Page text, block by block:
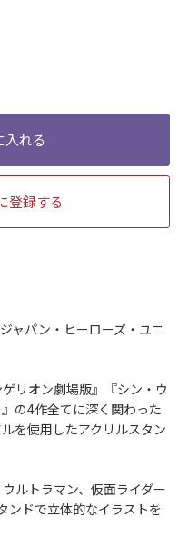
登録する
ャパン・ヒーローズ・ユニ
リオン劇場版』『シン・ウ
の4作全てに深く関わった
を使用したアクリルスタン
ルトラマン、仮面ライダー
ンドで立体的なイラストを